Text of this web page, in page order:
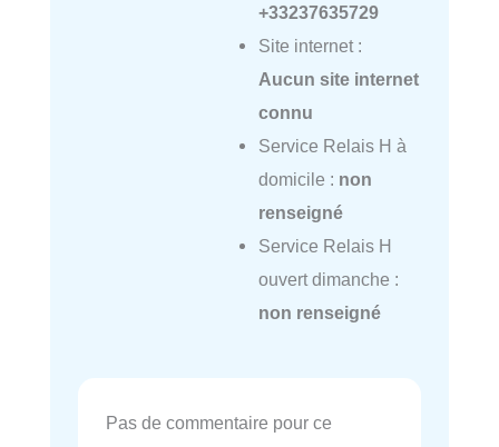
+33237635729
Site internet :
Aucun site internet
connu
Service Relais H à
domicile : non
renseigné
Service Relais H
ouvert dimanche :
non renseigné
Pas de commentaire pour ce